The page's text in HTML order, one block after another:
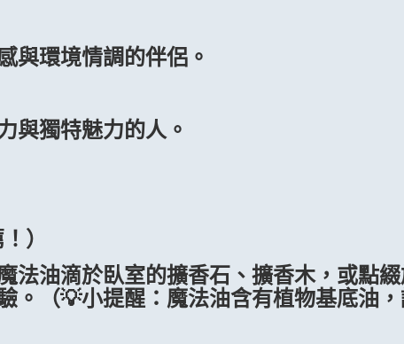
與環境情調的伴侶。
與獨特魅力的人。
）
法油滴於臥室的擴香石、擴香木，或點
。（💡小提醒：魔法油含有植物基底油